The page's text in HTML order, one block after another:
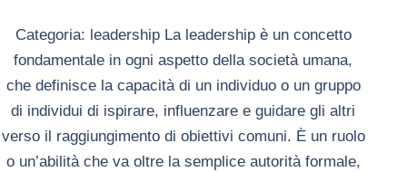
Categoria: leadershipLa leadership è un concetto
fondamentale in ogni aspetto della società umana,
che definisce la capacità di un individuo o un gruppo
di individui di ispirare, influenzare e guidare gli altri
verso il raggiungimento di obiettivi comuni. È un ruolo
o un’abilità che va oltre la semplice autorità formale,